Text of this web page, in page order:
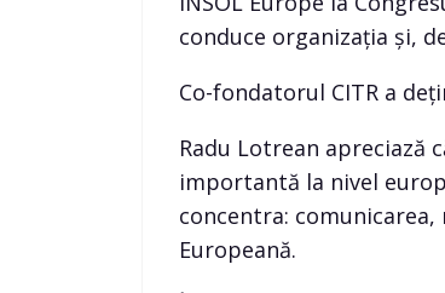
conduce organizația și,
Co-fondatorul CITR a
Radu Lotrean apreciază
importantă la nivel
concentra:
Europeană.